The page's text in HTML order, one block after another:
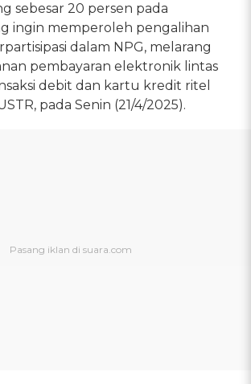
sebesar 20 persen pada
ingin memperoleh pengalihan
dalam NPG, melarang
pembayaran elektronik lintas
debit dan kartu kredit ritel
pada Senin (21/4/2025).